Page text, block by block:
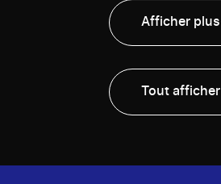
Afficher plus
Tout afficher